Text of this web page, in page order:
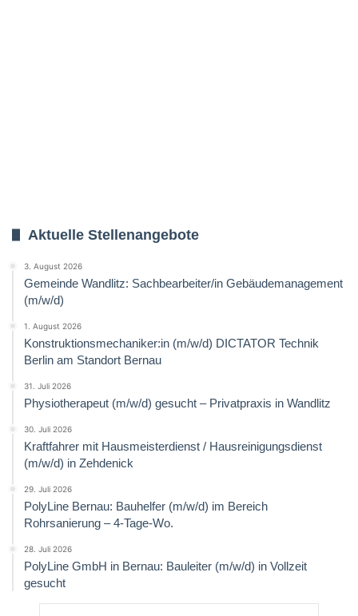
Aktuelle Stellenangebote
3. August 2026
Gemeinde Wandlitz: Sachbearbeiter/in Gebäudemanagement
(m/w/d)
1. August 2026
Konstruktionsmechaniker:in (m/w/d) DICTATOR Technik
Berlin am Standort Bernau
31. Juli 2026
Physiotherapeut (m/w/d) gesucht – Privatpraxis in Wandlitz
30. Juli 2026
Kraftfahrer mit Hausmeisterdienst / Hausreinigungsdienst
(m/w/d) in Zehdenick
29. Juli 2026
PolyLine Bernau: Bauhelfer (m/w/d) im Bereich
Rohrsanierung – 4-Tage-Wo.
28. Juli 2026
PolyLine GmbH in Bernau: Bauleiter (m/w/d) in Vollzeit
gesucht